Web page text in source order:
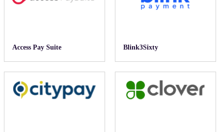
Access Pay Suite Blink3Sixty